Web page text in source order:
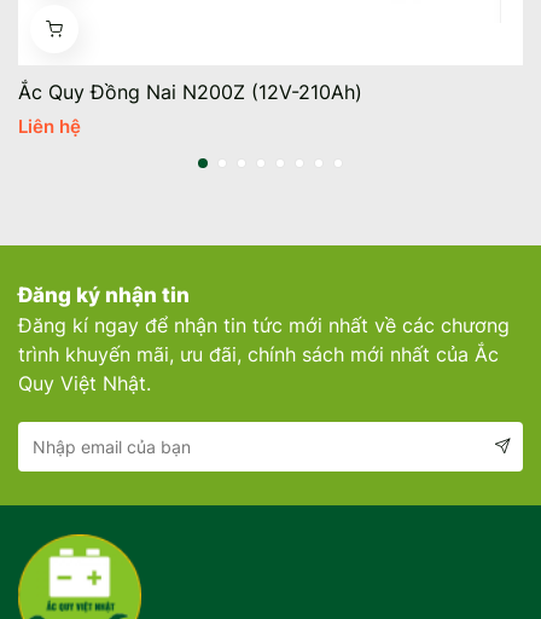
Ắc Quy Đồng Nai N200Z (12V-210Ah)
Liên hệ
Đăng ký nhận tin
Đăng kí ngay để nhận tin tức mới nhất về các chương
trình khuyến mãi, ưu đãi, chính sách mới nhất của Ắc
Quy Việt Nhật.